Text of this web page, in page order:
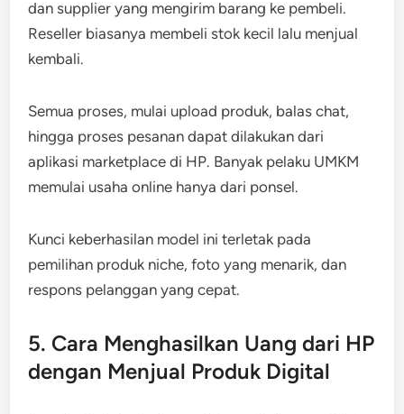
dan supplier yang mengirim barang ke pembeli.
Reseller biasanya membeli stok kecil lalu menjual
kembali.
Semua proses, mulai upload produk, balas chat,
hingga proses pesanan dapat dilakukan dari
aplikasi marketplace di HP. Banyak pelaku UMKM
memulai usaha online hanya dari ponsel.
Kunci keberhasilan model ini terletak pada
pemilihan produk niche, foto yang menarik, dan
respons pelanggan yang cepat.
5. Cara Menghasilkan Uang dari HP
dengan Menjual Produk Digital